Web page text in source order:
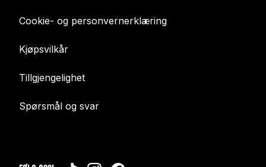
Cookie- og personvernerklæring
Kjøpsvilkår
Tillgjengelighet
Spørsmål og svar